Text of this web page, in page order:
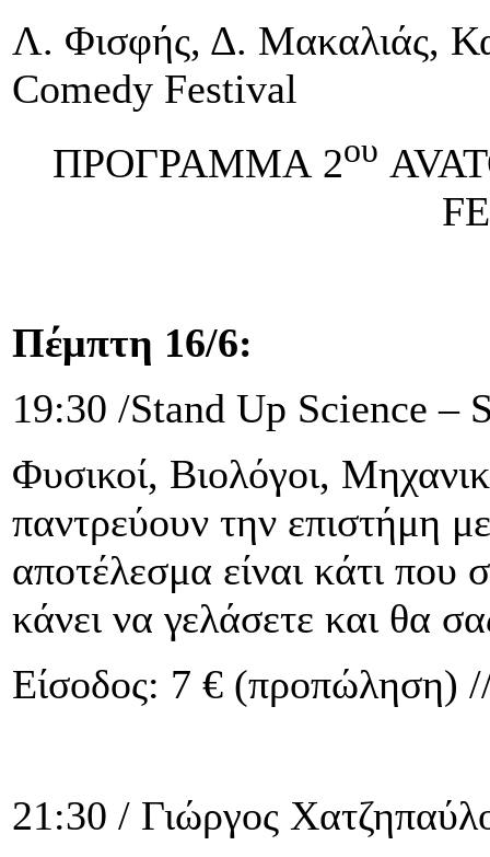
Λ. Φισφής, Δ. Μακαλιάς,
Comedy Festival
ΠΡΟΓΡΑΜΜΑ 2ου
Πέμπτη 16/6:
19:30 /Stand Up Science –
Φυσικοί, Βιολόγοι,
παντρεύουν την επιστήμη
αποτέλεσμα είναι κάτι που
κάνει να γελάσετε και θα
Είσοδος: 7 € (προπώληση)
21:30 / Γιώργος